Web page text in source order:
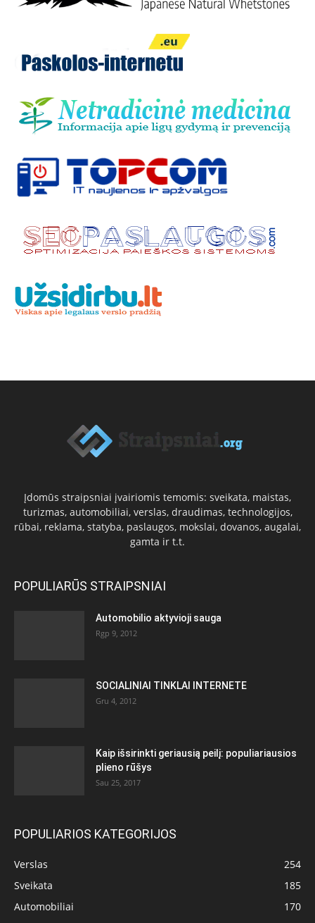
Įdomūs straipsniai įvairiomis temomis: sveikata, maistas,
turizmas, automobiliai, verslas, draudimas, technologijos,
rūbai, reklama, statyba, paslaugos, mokslai, dovanos, augalai,
gamta ir t.t.
POPULIARŪS STRAIPSNIAI
Automobilio aktyvioji sauga
Rgp 9, 2012
SOCIALINIAI TINKLAI INTERNETE
Gru 4, 2012
Kaip išsirinkti geriausią peilį: populiariausios
plieno rūšys
Sau 25, 2017
POPULIARIOS KATEGORIJOS
Verslas
254
Sveikata
185
Automobiliai
170